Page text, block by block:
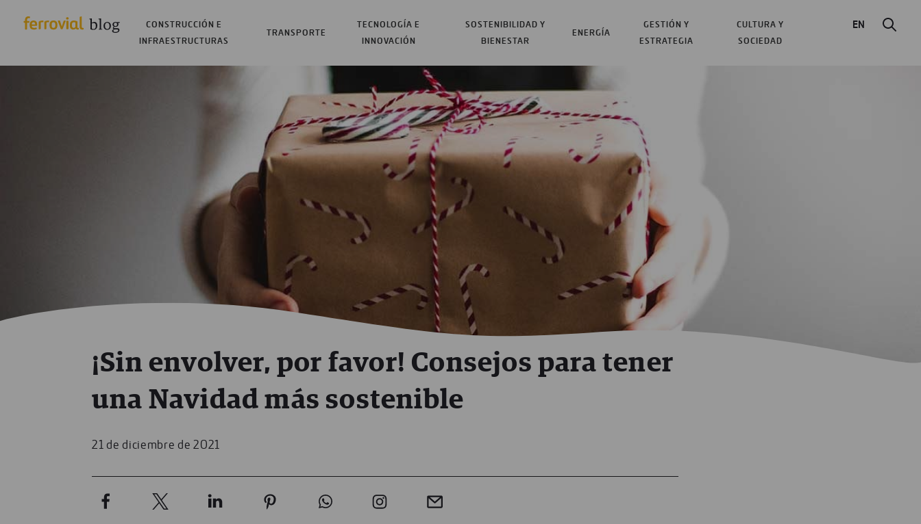
CONSTRUCCIÓN E
INFRAESTRUCTURAS
TRANSPORTE
TECNOLOGÍA E
INNOVACIÓN
SOSTENIBILIDAD Y
BIENESTAR
ENERGÍA
GESTIÓN Y
ESTRATEGIA
CULTURA Y
SOCIEDAD
EN
¡Sin envolver, por favor! Consejos para tener
una Navidad más sostenible
21 de diciembre de 2021